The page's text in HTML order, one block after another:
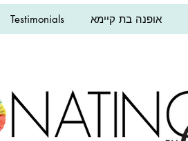
Testimonials אופנה בת קיימא